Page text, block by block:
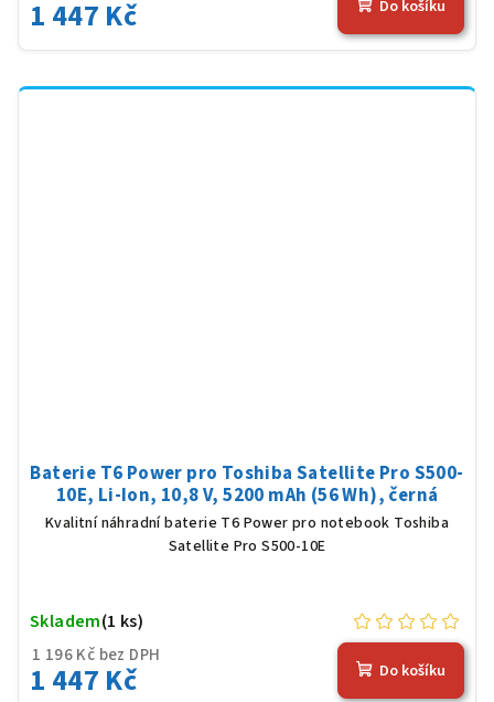
1 447 Kč Do košíku
Baterie T6 Power pro Toshiba Satellite Pro S500-
10E, Li-Ion, 10,8 V, 5200 mAh (56 Wh), černá
Kvalitní náhradní baterie T6 Power pro notebook Toshiba
Satellite Pro S500-10E
1 196 Kč bez DPH
1 447 Kč
Skladem(1 ks)
Do košíku